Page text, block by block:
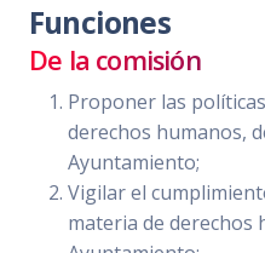
Funciones
De la comisión
Proponer las
derechos humanos,
Ayuntamiento;
Vigilar el
materia de derechos